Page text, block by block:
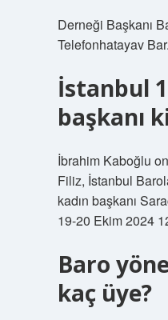
Derneği Başkanı
Telefonhatayav Bar.
İstanbul
başkanı
İbrahim Kaboğlu
Filiz, İstanbul
kadın başkanı
19-20 Ekim 2024
Baro
kaç üye?